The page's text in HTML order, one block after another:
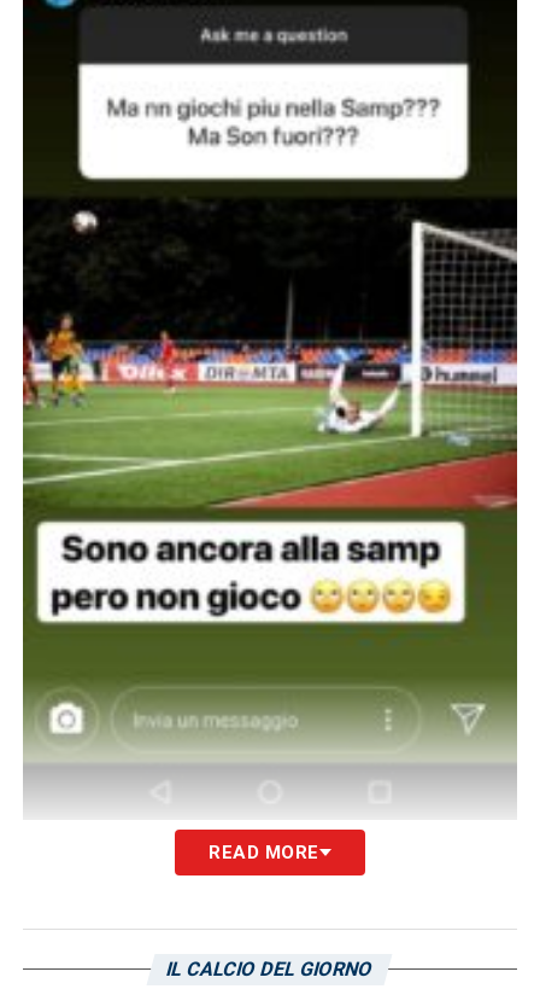
Krapikas polemizza con la
Video
READ MORE
IL CALCIO DEL GIORNO